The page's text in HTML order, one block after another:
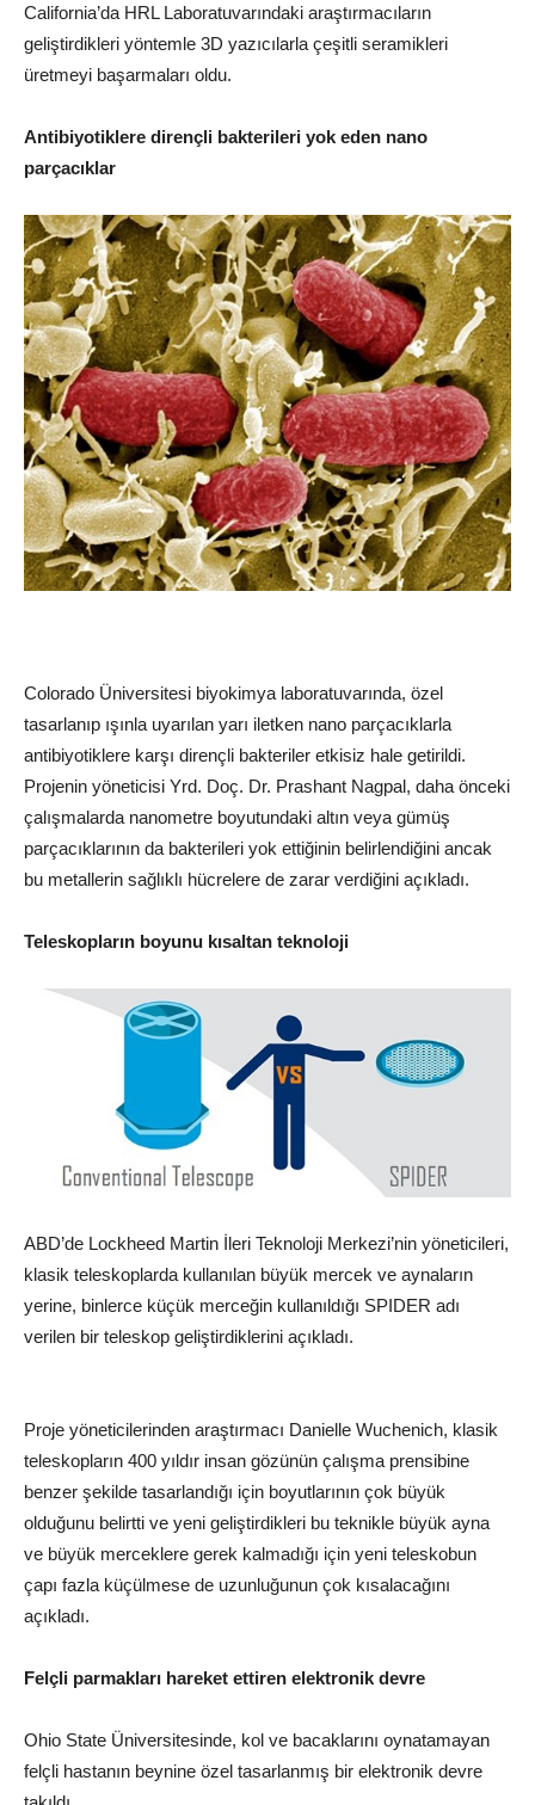
California’da HRL Laboratuvarındaki araştırmacıların
geliştirdikleri yöntemle 3D yazıcılarla çeşitli seramikleri
üretmeyi başarmaları oldu.
Antibiyotiklere dirençli bakterileri yok eden nano
parçacıklar
Colorado Üniversitesi biyokimya laboratuvarında, özel
tasarlanıp ışınla uyarılan yarı iletken nano parçacıklarla
antibiyotiklere karşı dirençli bakteriler etkisiz hale getirildi.
Projenin yöneticisi Yrd. Doç. Dr. Prashant Nagpal, daha önceki
çalışmalarda nanometre boyutundaki altın veya gümüş
parçacıklarının da bakterileri yok ettiğinin belirlendiğini ancak
bu metallerin sağlıklı hücrelere de zarar verdiğini açıkladı.
Teleskopların boyunu kısaltan teknoloji
ABD’de Lockheed Martin İleri Teknoloji Merkezi’nin yöneticileri,
klasik teleskoplarda kullanılan büyük mercek ve aynaların
yerine, binlerce küçük merceğin kullanıldığı SPIDER adı
verilen bir teleskop geliştirdiklerini açıkladı.
Proje yöneticilerinden araştırmacı Danielle Wuchenich, klasik
teleskopların 400 yıldır insan gözünün çalışma prensibine
benzer şekilde tasarlandığı için boyutlarının çok büyük
olduğunu belirtti ve yeni geliştirdikleri bu teknikle büyük ayna
ve büyük merceklere gerek kalmadığı için yeni teleskobun
çapı fazla küçülmese de uzunluğunun çok kısalacağını
açıkladı.
Felçli parmakları hareket ettiren elektronik devre
Ohio State Üniversitesinde, kol ve bacaklarını oynatamayan
felçli hastanın beynine özel tasarlanmış bir elektronik devre